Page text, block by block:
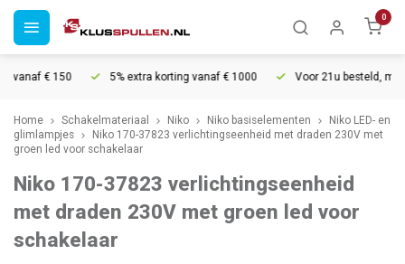
0
vanaf € 150 5% extra korting vanaf € 1000 Voor 21u besteld,
Home Schakelmateriaal Niko Niko basiselementen
Niko LED- en
glimlampjes
Niko 170-37823 verlichtingseenheid met draden 230V met
groen led voor schakelaar
Niko 170-37823 verlichtingseenheid
met draden 230V met groen led voor
schakelaar